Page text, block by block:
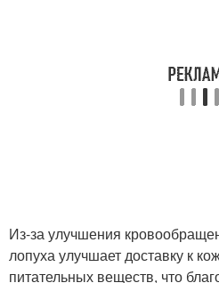
Из-за улучшения
лопуха улучшает доставку к
питательных веществ, что